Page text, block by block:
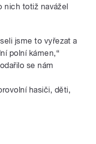
nich totiž navážel
jsme to vyřezat a
polní kámen,“
se nám
hasiči, děti,